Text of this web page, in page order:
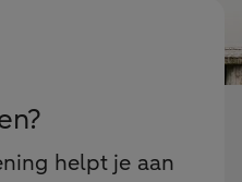
helpt je aan